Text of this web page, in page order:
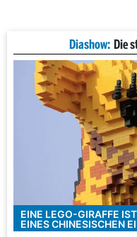
Diashow: Die
EINE LEGO-GIRAFFE
EINES CHINESISCHEN